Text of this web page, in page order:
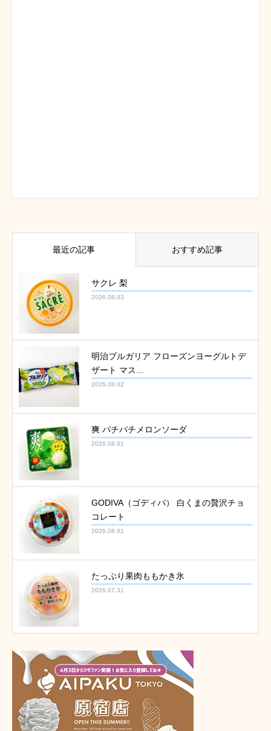
最近の記事 おすすめ記事
サクレ 梨
2026.08.03
明治ブルガリア フローズンヨーグルトデ
ザート マス...
2026.08.02
爽 パチパチメロンソーダ
2026.08.01
GODIVA（ゴディバ） 白くまの贅沢チョ
コレート
2026.08.01
たっぷり果肉ももかき氷
2026.07.31